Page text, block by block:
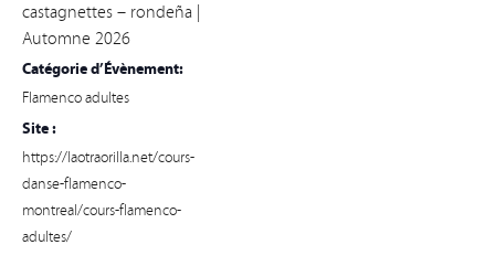
castagnettes – rondeña |
Automne 2026
Catégorie d’Évènement:
Flamenco adultes
Site :
https://laotraorilla.net/cours-
danse-flamenco-
montreal/cours-flamenco-
adultes/